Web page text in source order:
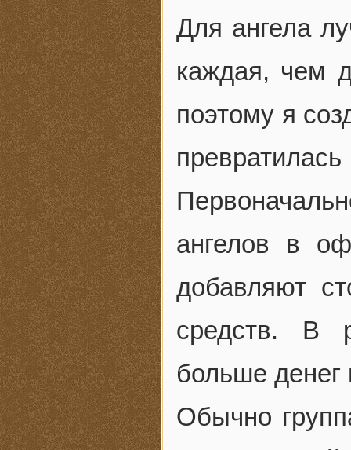
Для ангела
каждая, чем
поэтому я
ангелов в
добавляют
средств. В
больше денег
Обычно